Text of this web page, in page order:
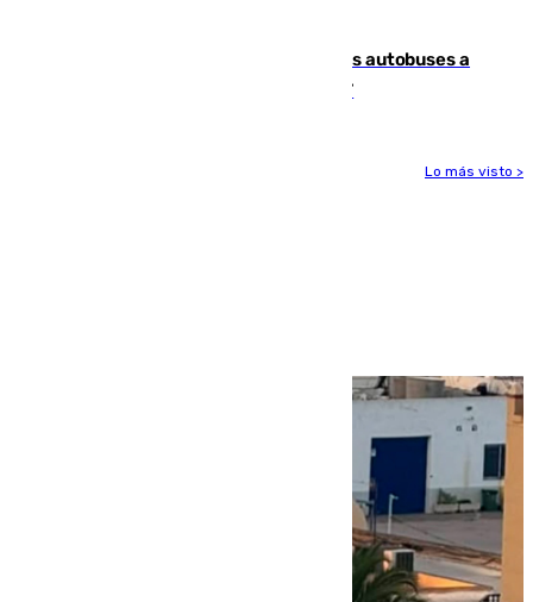
Málaga destinará 34 nuevos grandes autobuses a
las líneas de mayor ocupación de la EMT
Lo más visto >